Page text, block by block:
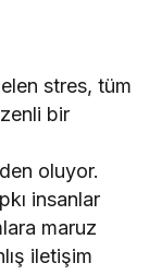
stres, tüm
bir
oluyor.
insanlar
maruz
iletişim